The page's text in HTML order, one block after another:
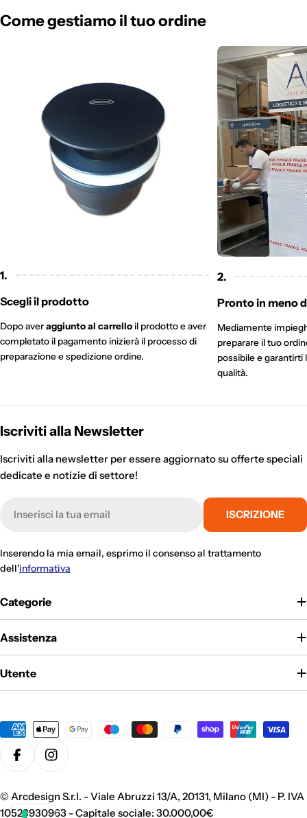
Come gestiamo il tuo ordine
1.
Scegli il prodotto
Dopo averaggiunto al carrello il prodotto e aver
completato il pagamento inizierà il processo di
preparazione e spedizione ordine.
2.
Pronto in meno
Mediamente
preparare il tuo
possibile e garantirti
qualità.
Categorie
Assistenza
Utente
Iscriviti alla Newsletter
Iscriviti alla newsletter per essere aggiornato su offerte speciali
dedicate e notizie di settore!
mail
ISCRIZIONE
Inserendo la mia email, esprimo il consenso al trattamento
dell'informativa
Metodi
di
pagamento
FacebookInstagram
© Arcdesign S.r.l. - Viale Abruzzi 13/A, 20131, Milano (MI) - P. IVA
10523930963 - Capitale sociale: 30.000,00€